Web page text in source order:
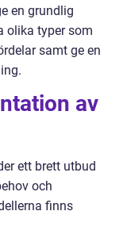
en grundlig
olika typer som
samt ge en
av
ett brett utbud
och
finns